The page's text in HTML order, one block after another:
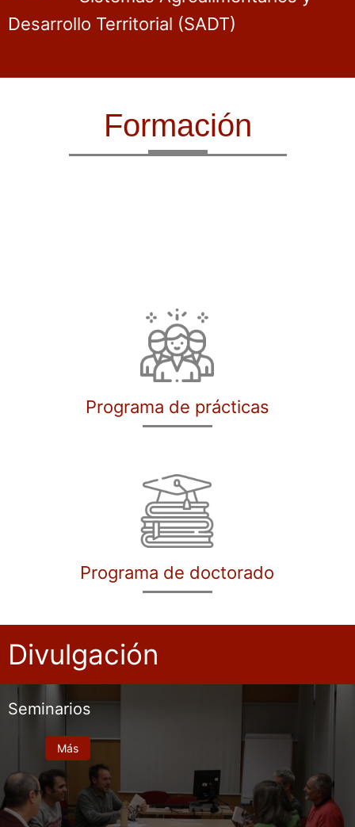
Desarrollo Territorial (SADT)
Formación
Programa de prácticas
Programa de doctorado
Divulgación
Seminarios
Más